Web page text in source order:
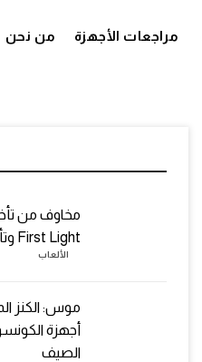
مراجعات الأجهزة من نحن
First Light وتأثيرها على اللاعبين
الألعاب
موس: الكنز
أجهزة
الصيف